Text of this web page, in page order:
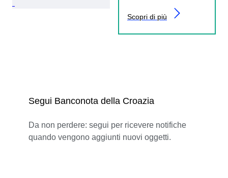
Scopri di più
Segui Banconota della Croazia
Da non perdere: segui per ricevere notifiche
quando vengono aggiunti nuovi oggetti.